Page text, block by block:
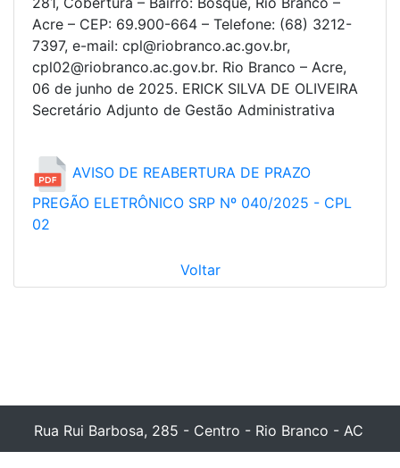
Acre – CEP: 69.900-664 – Telefone: (68) 3212-
7397, e-mail: cpl@riobranco.ac.gov.br,
cpl02@riobranco.ac.gov.br. Rio Branco – Acre,
06 de junho de 2025. ERICK SILVA DE OLIVEIRA
Secretário Adjunto de Gestão Administrativa
AVISO DE REABERTURA DE PRAZO
PREGÃO ELETRÔNICO SRP Nº 040/2025 - CPL
02
Voltar
Rua Rui Barbosa, 285 - Centro - Rio Branco - AC